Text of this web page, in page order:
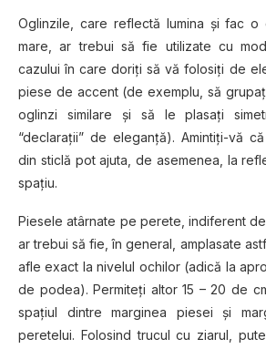
Oglinzile, care reflectă lumina şi fac o
mare, ar trebui să fie utilizate cu
cazului în care doriți să vă folosiţi de
piese de accent (de exemplu, să
oglinzi similare şi să le plasaţi
“declaraţii” de eleganţă). Amintiți-vă
din sticlă pot ajuta, de asemenea, la
spațiu.
Piesele atârnate pe perete, indiferent
ar trebui să fie, în general, amplasate
afle exact la nivelul ochilor (adică la
de podea). Permiteţi altor 15 – 20 de
spațiul dintre marginea piesei și
peretelui. Folosind trucul cu ziarul,